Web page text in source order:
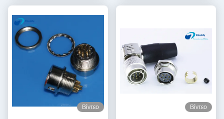
Sony F5
Βίντεο Βίντεο